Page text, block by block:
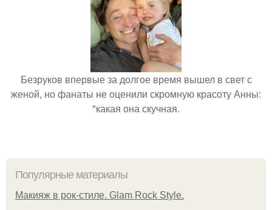
Безруков впервые за долгое время вышел в свет с
женой, но фанаты не оценили скромную красоту Анны:
"какая она скучная.
Популярные материалы
Макияж в рок-стиле. Glam Rock Style.